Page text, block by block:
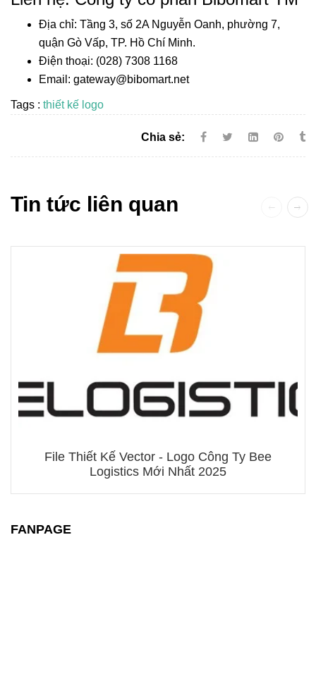
Địa chỉ: Tầng 3, số 2A Nguyễn Oanh, phường 7,
quận Gò Vấp, TP. Hồ Chí Minh.
Điện thoại: (028) 7308 1168
Email: gateway@bibomart.net
Tags : thiết kế logo
Chia sẻ:
Tin tức liên quan
File Thiết Kế Vector - Logo Công Ty Bee
Logistics Mới Nhất 2025
FANPAGE